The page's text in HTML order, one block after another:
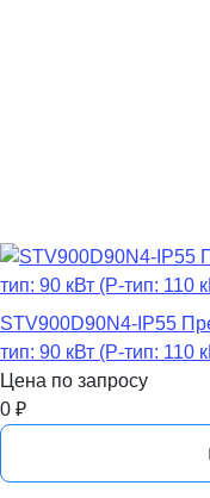
STV900D90N4-IP55
тип: 90 кВт (P-тип: 110
Цена по запросу
0 ₽